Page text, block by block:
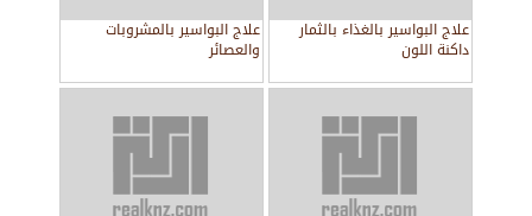
علاج البواسير بالغذاء بالثمار
داكنة اللون
علاج البواسير بالمشروبات
والعصائر